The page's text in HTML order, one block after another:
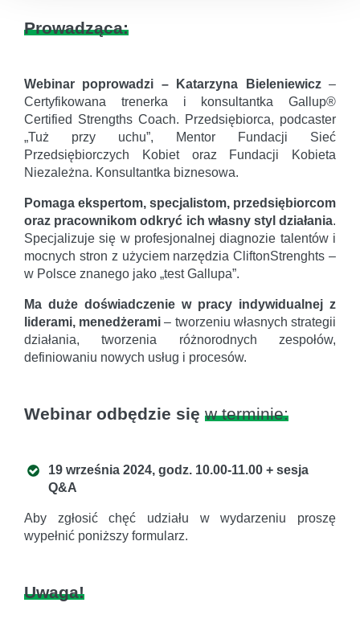
Prowadząca:
Webinar poprowadzi – Katarzyna Bieleniewicz –
Certyfikowana trenerka i konsultantka Gallup®
Certified Strengths Coach. Przedsiębiorca, podcaster
„Tuż przy uchu”, Mentor Fundacji Sieć
Przedsiębiorczych Kobiet oraz Fundacji Kobieta
Niezależna. Konsultantka biznesowa.
Pomaga ekspertom, specjalistom, przedsiębiorcom
oraz pracownikom odkryć ich własny styl działania.
Specjalizuje się w profesjonalnej diagnozie talentów i
mocnych stron z użyciem narzędzia CliftonStrenghts –
w Polsce znanego jako „test Gallupa”.
Ma duże doświadczenie w pracy indywidualnej z
liderami, menedżerami – tworzeniu własnych strategii
działania, tworzenia różnorodnych zespołów,
definiowaniu nowych usług i procesów.
Webinar odbędzie się w terminie:
19 września 2024, godz. 10.00-11.00 + sesja
Q&A
Aby zgłosić chęć udziału w wydarzeniu proszę
wypełnić poniższy formularz.
Uwaga!